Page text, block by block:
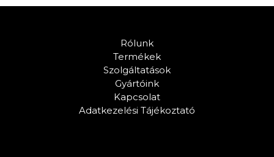
Rólunk
Termékek
Szolgáltatások
Gyártóink
Kapcsolat
Adatkezelési Tájékoztató